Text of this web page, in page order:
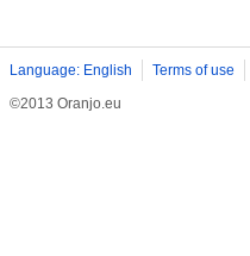
Language: English Terms of use
©2013 Oranjo.eu